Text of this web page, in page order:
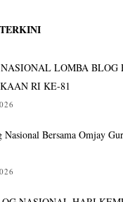
LOMBA BLOG
RI KE-81
Nasional Bersama Omjay